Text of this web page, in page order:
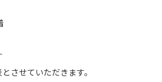
させていただきます。